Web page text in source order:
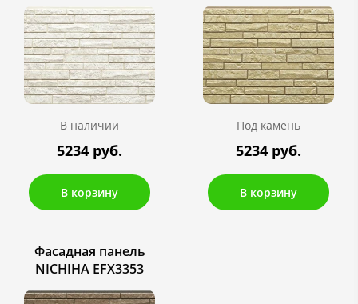
В наличии
5234 руб.
В корзину
Под камень
5234 руб.
В корзину
Фасадная панель
NICHIHA EFX3353